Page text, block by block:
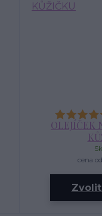
OLEJÍČEK
cena od